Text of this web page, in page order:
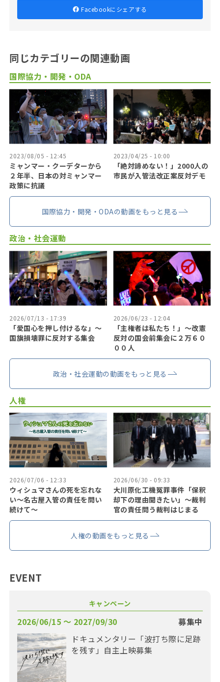
Facebookにシェアする
同じカテゴリーの関連動画
国際協力・開発・ODA
2023/08/05 - 12:45
ミャンマー・クーデターから
２年半、日本の対ミャンマー
政策に抗議
2023/04/25 - 10:00
「絶対諦めない！」2000人の
市民が入管法改正案反対デモ
国際協力・開発・ODAの動画をもっと見る
政治・社会運動
2026/07/13 - 17:39
「愛国心を押し付けるな」〜
国旗損壊罪に反対する集会
2026/06/23 - 12:04
「主権者は私たち！」〜改憲
反対の国会前集会に２万６０
００人
政治・社会運動の動画をもっと見る
人権
2026/07/06 - 12:33
ウィシュマさんの死を忘れな
い〜名古屋入管の責任を問い
続けて〜
2026/06/30 - 09:33
大川原化工機冤罪事件「保釈
却下の理由聞きたい」〜裁判
官の責任問う裁判はじまる
人権の動画をもっと見る
EVENT
キャンペーン
2026/06/15 〜 2027/09/30
募集中
ドキュメンタリー「波打ち際に足跡
を残す」自主上映募集